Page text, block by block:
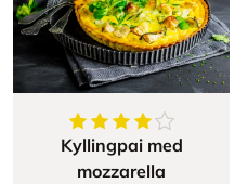
stjerner
Kyllingpai med
mozzarella